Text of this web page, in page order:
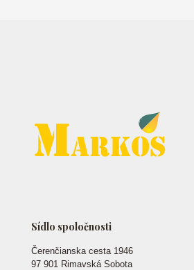
Sídlo spoločnosti
Čerenčianska cesta 1946
97 901 Rimavská Sobota